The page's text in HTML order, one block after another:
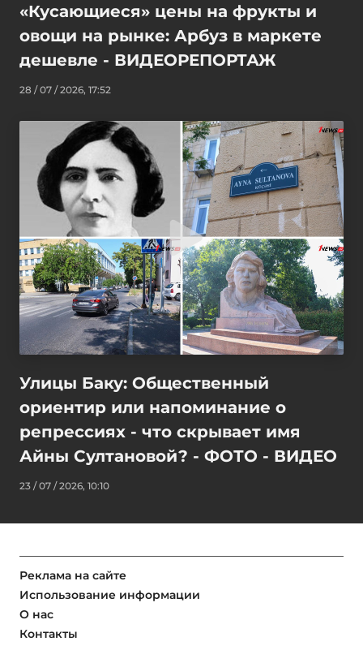
«Кусающиеся» цены на фрукты и
овощи на рынке: Арбуз в маркете
дешевле - ВИДЕОРЕПОРТАЖ
28 / 07 / 2026, 17:52
Улицы Баку: Общественный
ориентир или напоминание о
репрессиях - что скрывает имя
Айны Султановой? - ФОТО - ВИДЕО
23 / 07 / 2026, 10:10
Реклама на сайте
Использование информации
О нас
Контакты